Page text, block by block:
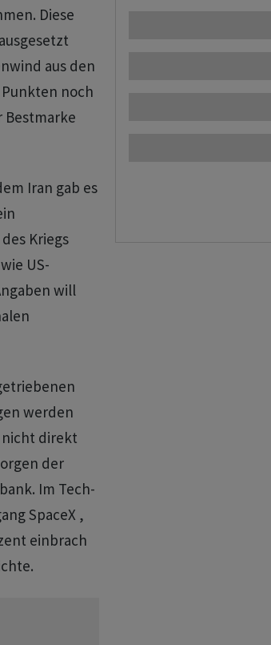
Diese
aus den
noch
Bestmarke
Iran gab es
Kriegs
US-
will
werden
nicht direkt
der
Im Tech-
SpaceX ,
einbrach